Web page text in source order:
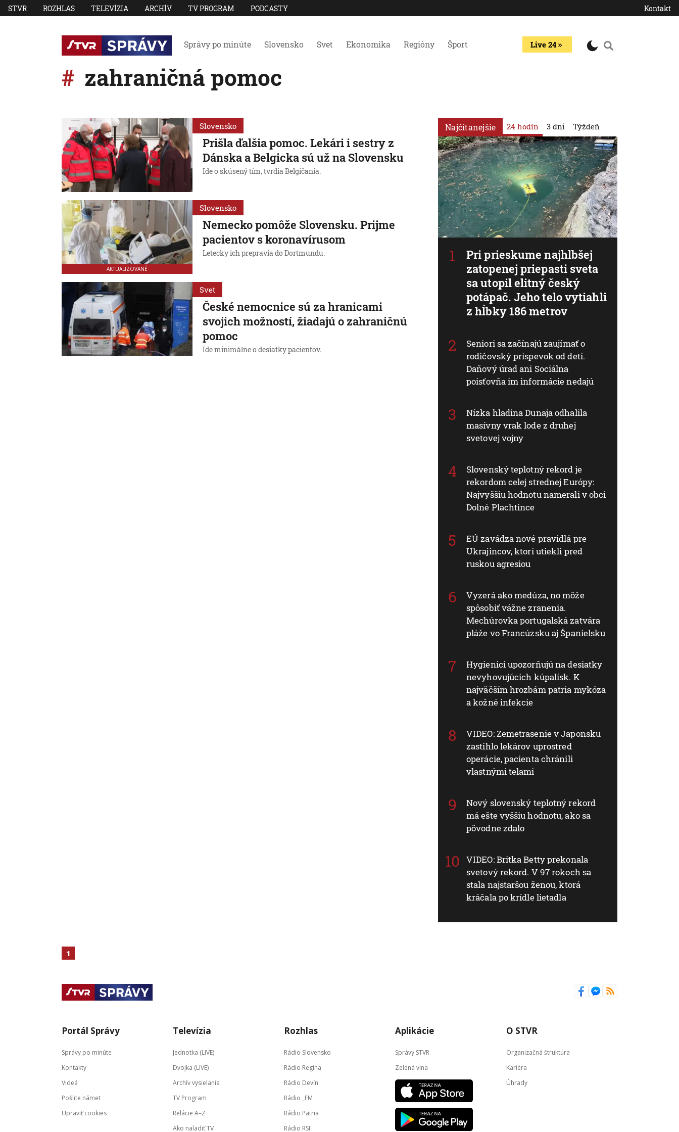
STVR ROZHLAS TELEVÍZIA ARCHÍV TV PROGRAM PODCASTY Kontakt
Správy po minúte Slovensko Svet Ekonomika Regióny Šport Live 24
zahraničná pomoc
Slovensko
Prišla ďalšia pomoc. Lekári i sestry z
Dánska a Belgicka sú už na Slovensku
Ide o skúsený tím, tvrdia Belgičania.
AKTUALIZOVANÉ
Slovensko
Nemecko pomôže Slovensku. Prijme
pacientov s koronavírusom
Letecky ich prepravia do Dortmundu.
Svet
České nemocnice sú za hranicami
svojich možností, žiadajú o zahraničnú
pomoc
Ide minimálne o desiatky pacientov.
Najčítanejšie 24 hodín
Pri prieskume najhlbšej
zatopenej priepasti sveta
sa utopil elitný český
potápač. Jeho telo vytiahli
z hĺbky 186 metrov
Seniori sa začínajú zaujímať o
rodičovský príspevok od detí.
Daňový úrad ani Sociálna
poisťovňa im informácie nedajú
Nízka hladina Dunaja odhalila
masívny vrak lode z druhej
svetovej vojny
Slovenský teplotný rekord je
rekordom celej strednej Európy:
Najvyššiu hodnotu namerali v obci
Dolné Plachtince
EÚ zavádza nové pravidlá pre
Ukrajincov, ktorí utiekli pred
ruskou agresiou
Vyzerá ako medúza, no môže
spôsobiť vážne zranenia.
Mechúrovka portugalská zatvára
pláže vo Francúzsku aj Španielsku
Hygienici upozorňujú na desiatky
nevyhovujúcich kúpalísk. K
najväčším hrozbám patria mykóza
a kožné infekcie
VIDEO: Zemetrasenie v Japonsku
zastihlo lekárov uprostred
operácie, pacienta chránili
vlastnými telami
Nový slovenský teplotný rekord
má ešte vyššiu hodnotu, ako sa
pôvodne zdalo
VIDEO: Britka Betty prekonala
svetový rekord. V 97 rokoch sa
stala najstaršou ženou, ktorá
kráčala po krídle lietadla
3 dni Týždeň
1
Portál Správy
Správy po minúte
Kontakty
Videá
Pošlite námet
Upraviť cookies
Televízia
Jednotka (LIVE)
Dvojka (LIVE)
Archív vysielania
TV Program
Relácie A–Z
Ako naladiť TV
Rozhlas
Rádio Slovensko
Rádio Regina
Rádio Devín
Rádio _FM
Rádio Patria
Rádio RSI
Aplikácie
Správy STVR
Zelená vlna
O STVR
Organizačná štruktúra
Kariéra
Úhrady